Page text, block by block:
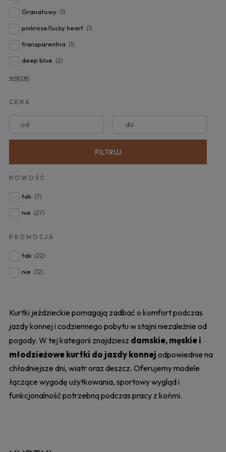
Granatowy (1)
pinkrose/lucky heart (1)
transparentna (1)
deep blue (2)
więcej
CENA
od do
FILTRUJ
NOWOŚĆ
tak (7)
nie (27)
PROMOCJA
tak (22)
nie (12)
Kurtki jeździeckie pomagają zadbać o komfort podczas
jazdy konnej i codziennego pobytu w stajni niezależnie od
pogody. W tej kategorii znajdziesz damskie, męskie i
młodzieżowe kurtki do jazdy konnej odpowiednie na
chłodniejsze dni, wiatr oraz deszcz. Oferujemy modele
łączące wygodę użytkowania, sportowy wygląd i
funkcjonalność potrzebną podczas pracy z końmi.